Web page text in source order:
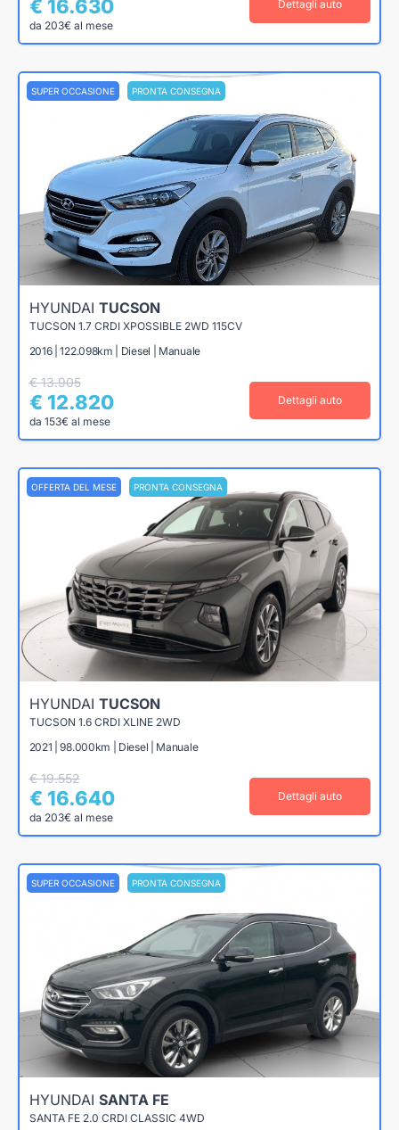
€ 16.630
da 203€ al mese
Dettagli auto
SUPER OCCASIONE PRONTA CONSEGNA
HYUNDAI TUCSON
TUCSON 1.7 CRDI XPOSSIBLE 2WD 115CV
2016 | 122.098km | Diesel | Manuale
€ 13.905
€ 12.820
da 153€ al mese
Dettagli auto
OFFERTA DEL MESE PRONTA CONSEGNA
HYUNDAI TUCSON
TUCSON 1.6 CRDI XLINE 2WD
2021 | 98.000km | Diesel | Manuale
€ 19.552
€ 16.640
da 203€ al mese
Dettagli auto
SUPER OCCASIONE PRONTA CONSEGNA
HYUNDAI SANTA FE
SANTA FE 2.0 CRDI CLASSIC 4WD